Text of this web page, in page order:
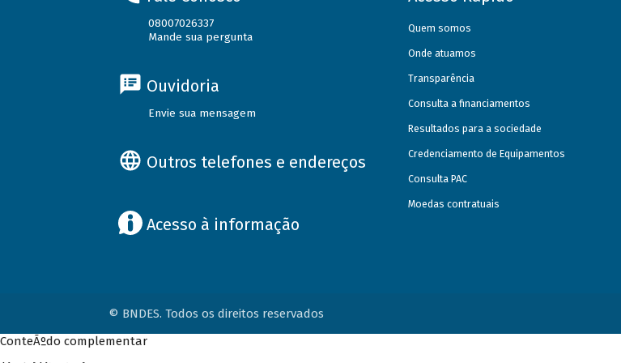
08007026337
Mande sua pergunta
Ouvidoria
Envie sua mensagem
Outros telefones e endereços
Acesso à informação
Quem somos
Onde atuamos
Transparência
Consulta a financiamentos
Resultados para a sociedade
Credenciamento de Equipamentos
Consulta PAC
Moedas contratuais
© BNDES. Todos os direitos reservados
ConteÃºdo complementar